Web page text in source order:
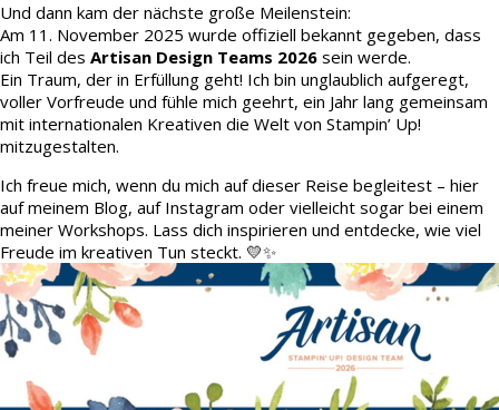
Und dann kam der nächste große Meilenstein:
Am 11. November 2025 wurde offiziell bekannt gegeben, dass
ich Teil des Artisan Design Teams 2026 sein werde.
Ein Traum, der in Erfüllung geht! Ich bin unglaublich aufgeregt,
voller Vorfreude und fühle mich geehrt, ein Jahr lang gemeinsam
mit internationalen Kreativen die Welt von Stampin’ Up!
mitzugestalten.
Ich freue mich, wenn du mich auf dieser Reise begleitest – hier
auf meinem Blog, auf Instagram oder vielleicht sogar bei einem
meiner Workshops. Lass dich inspirieren und entdecke, wie viel
Freude im kreativen Tun steckt. 💛✨